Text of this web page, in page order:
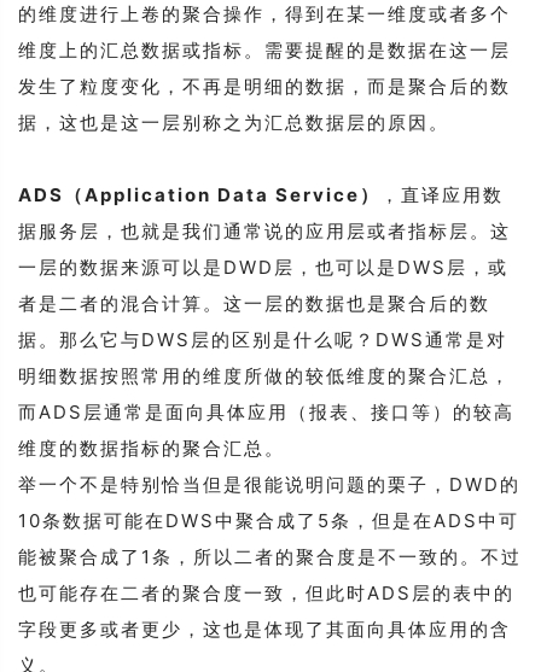
的维度进行上卷的聚合操作，得到在某一维度或者多个
维度上的汇总数据或指标。需要提醒的是数据在这一层
发生了粒度变化，不再是明细的数据，而是聚合后的数
据，这也是这一层别称之为汇总数据层的原因。
ADS（Application Data Service）
，直译应用数
据服务层，也就是我们通常说的应用层或者指标层。这
一层的数据来源可以是DWD层，也可以是DWS层，或
者是二者的混合计算。这一层的数据也是聚合后的数
据。那么它与DWS层的区别是什么呢？DWS通常是对
明细数据按照常用的维度所做的较低维度的聚合汇总，
而ADS层通常是面向具体应用（报表、接口等）的较高
维度的数据指标的聚合汇总。
举一个不是特别恰当但是很能说明问题的栗子， DWD的
10条数据可能在DWS中聚合成了5条，但是在ADS中可
能被聚合成了1条，所以二者的聚合度是不一致的。不过
也可能存在二者的聚合度一致，但此时ADS层的表中的
字段更多或者更少，这也是体现了其面向具体应用的含
义。